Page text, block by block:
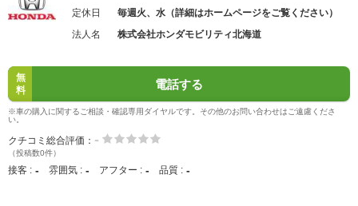
定休日
毎週火、水（詳細はホームページをご覧ください）
法人名
株式会社ホンダモビリティ北海道
無
料
電話する
※車の購入に関するご相談・確認専用ダイヤルです。その他のお問い合わせはご遠慮くださ
い。
クチコミ総合評価： -
（投稿数0件）
接客 : - 雰囲気 : - アフター : - 品質 : -